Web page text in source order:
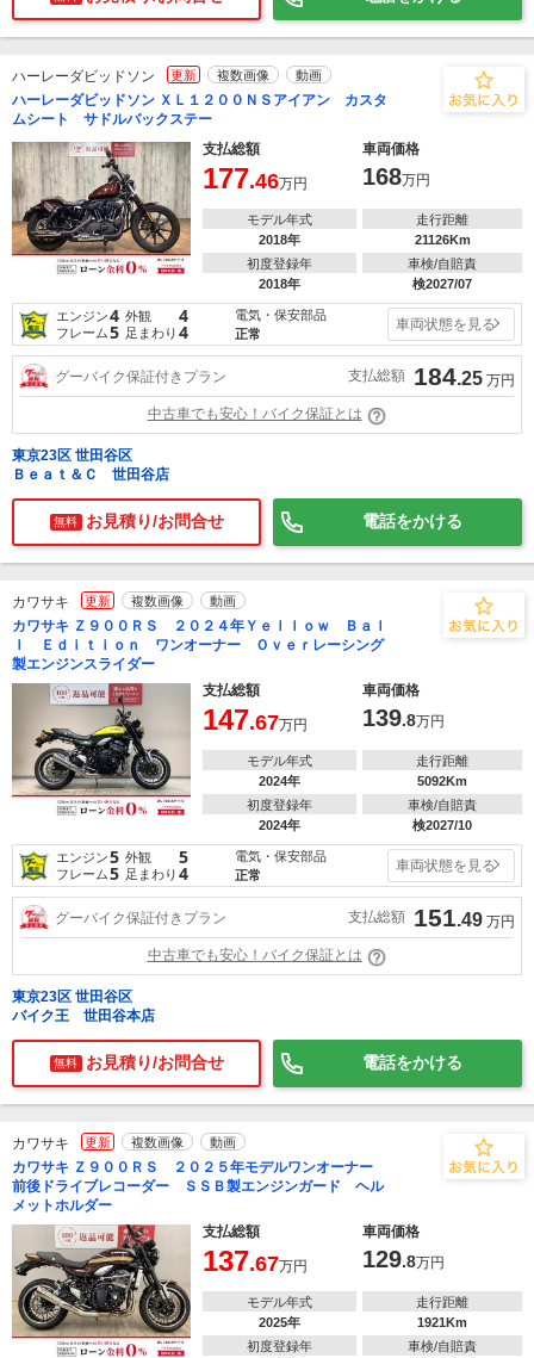
ハーレーダビッドソン 更新 複数画像 動画
ハーレーダビッドソン ＸＬ１２００ＮＳアイアン カスタ
ムシート サドルバックステー
支払総額
車両価格
177.46万円 168万円
モデル年式
2018年
走行距離
21126Km
初度登録年
2018年
車検/自賠責
検2027/07
エンジン4 外観 4
フレーム5 足まわり 4
電気・保安部品
正常
車両状態を見る
グーバイク保証付きプラン 支払総額 184.25 万円
中古車でも安心！バイク保証とは
東京23区 世田谷区
Ｂｅａｔ＆Ｃ 世田谷店
無料 お見積り/お問合せ 電話をかける
カワサキ 更新 複数画像 動画
カワサキ Ｚ９００ＲＳ ２０２４年Ｙｅｌｌｏｗ Ｂａｌ
ｌ Ｅｄｉｔｉｏｎ ワンオーナー Ｏｖｅｒレーシング
製エンジンスライダー
支払総額
車両価格
147.67万円 139.8万円
モデル年式
2024年
走行距離
5092Km
初度登録年
2024年
車検/自賠責
検2027/10
エンジン5 外観 5
フレーム5 足まわり 4
電気・保安部品
正常
車両状態を見る
グーバイク保証付きプラン 支払総額 151.49 万円
中古車でも安心！バイク保証とは
東京23区 世田谷区
バイク王 世田谷本店
無料 お見積り/お問合せ 電話をかける
カワサキ 更新 複数画像 動画
カワサキ Ｚ９００ＲＳ ２０２５年モデルワンオーナー
前後ドライブレコーダー ＳＳＢ製エンジンガード ヘル
メットホルダー
支払総額
車両価格
137.67万円 129.8万円
モデル年式
2025年
走行距離
1921Km
初度登録年
車検/自賠責